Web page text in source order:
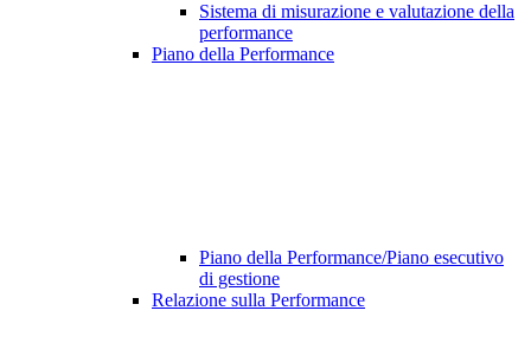
Sistema di misurazione e valutazione della
performance
Piano della Performance
Piano della Performance/Piano esecutivo
di gestione
Relazione sulla Performance